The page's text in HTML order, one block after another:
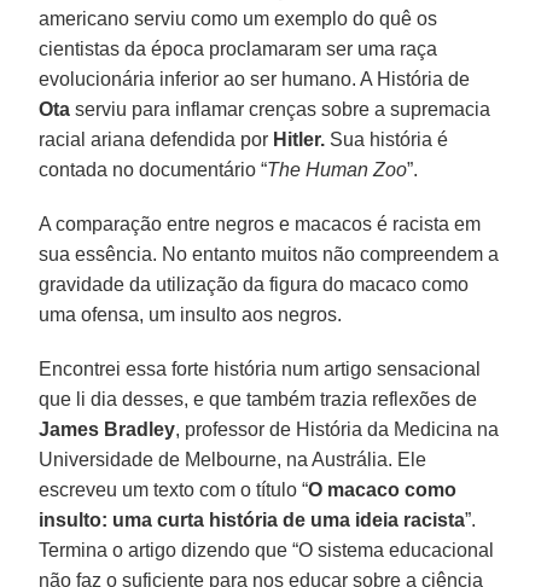
americano serviu como um exemplo do quê os
cientistas da época proclamaram ser uma raça
evolucionária inferior ao ser humano. A História de
Ota serviu para inflamar crenças sobre a supremacia
racial ariana defendida por Hitler. Sua história é
contada no documentário “The Human Zoo”.
A comparação entre negros e macacos é racista em
sua essência. No entanto muitos não compreendem a
gravidade da utilização da figura do macaco como
uma ofensa, um insulto aos negros.
Encontrei essa forte história num artigo sensacional
que li dia desses, e que também trazia reflexões de
James Bradley, professor de História da Medicina na
Universidade de Melbourne, na Austrália. Ele
escreveu um texto com o título “O macaco como
insulto: uma curta história de uma ideia racista”.
Termina o artigo dizendo que “O sistema educacional
não faz o suficiente para nos educar sobre a ciência